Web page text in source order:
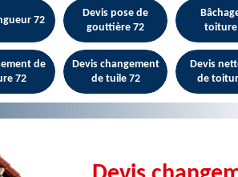
72
Devis pose de
gouttière 72
toiture
de
72
Devis changement
de tuile 72
Devis
de